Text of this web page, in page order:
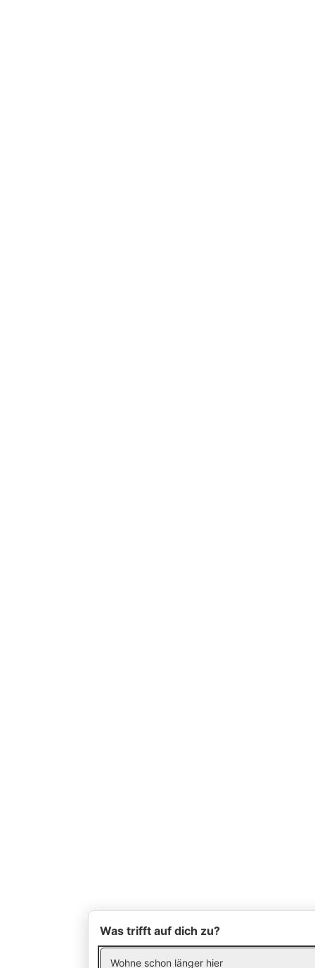
Was trifft auf dich zu?
Wohne schon länger hier